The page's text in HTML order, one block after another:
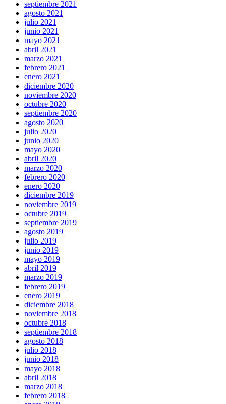
septiembre 2021
agosto 2021
julio 2021
junio 2021
mayo 2021
abril 2021
marzo 2021
febrero 2021
enero 2021
diciembre 2020
noviembre 2020
octubre 2020
septiembre 2020
agosto 2020
julio 2020
junio 2020
mayo 2020
abril 2020
marzo 2020
febrero 2020
enero 2020
diciembre 2019
noviembre 2019
octubre 2019
septiembre 2019
agosto 2019
julio 2019
junio 2019
mayo 2019
abril 2019
marzo 2019
febrero 2019
enero 2019
diciembre 2018
noviembre 2018
octubre 2018
septiembre 2018
agosto 2018
julio 2018
junio 2018
mayo 2018
abril 2018
marzo 2018
febrero 2018